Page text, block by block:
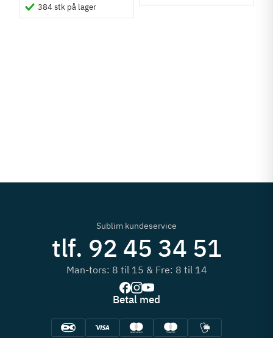
384 stk på lager
Sublim kundeservice
tlf. 92 45 34 51
Man-tors: 8 til 15 & Fre: 8 til 14
Betal med